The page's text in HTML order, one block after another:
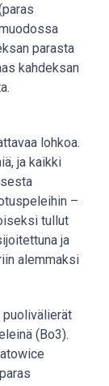
parasta
kahdeksan
lohkoa.
ja kaikki
–
tullut
ja
alemmaksi
puolivälierät
(Bo3).